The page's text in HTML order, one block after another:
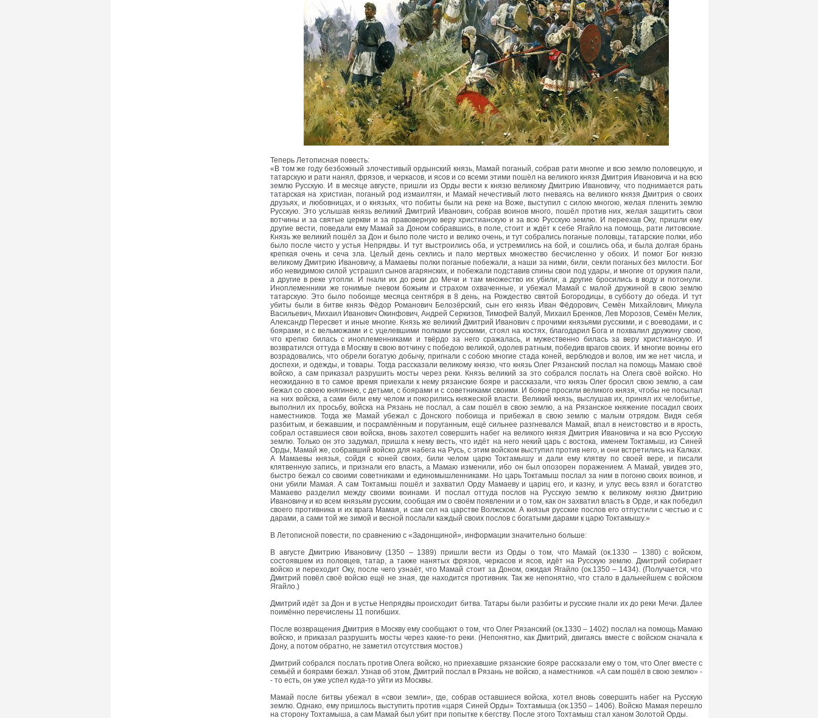
Теперь Летописная повесть:
«В том же году безбожный злочестивый ордынский князь, Мамай поганый, собрав рати многие и всю землю половецкую, и
татарскую и рати нанял, фрязов, и черкасов, и ясов и со всеми этими пошёл на великого князя Дмитрия Ивановича и на всю
землю Русскую. И в месяце августе, пришли из Орды вести к князю великому Дмитрию Ивановичу, что поднимается рать
татарская на христиан, поганый род измаилтян, и Мамай нечестивый люто гневаясь на великого князя Дмитрия о своих
друзьях, и любовницах, и о князьях, что побиты были на реке на Воже, выступил с силою многою, желая пленить землю
Русскую. Это услышав князь великий Дмитрий Иванович, собрав воинов много, пошёл против них, желая защитить свои
вотчины и за святые церкви и за правоверную веру христианскую и за всю Русскую землю. И переехав Оку, пришли ему
другие вести, поведали ему Мамай за Доном собравшись, в поле, стоит и ждёт к себе Ягайло на помощь, рати литовские.
Князь же великий пошёл за Дон и было поле чисто и велико очень, и тут собрались поганые половцы, татарские полки, ибо
было после чисто у устья Непрядвы. И тут выстроились оба, и устремились на бой, и сошлись оба, и была долгая брань
крепкая очень и сеча зла. Целый день секлись и пало мертвых множество бесчисленно у обоих. И помог Бог князю
великому Дмитрию Ивановичу, а Мамаевы полки поганые побежали, а наши за ними, били, секли поганых без милости. Бог
ибо невидимою силой устрашил сынов агарянских, и побежали подставив спины свои под удары, и многие от оружия пали,
а другие в реке утопли. И гнали их до реки до Мечи и там множество их убили, а другие бросились в воду и потонули.
Иноплеменники же гонимые гневом божьим и страхом охваченные, и убежал Мамай с малой дружиной в свою землю
татарскую. Это было побоище месяца сентября в 8 день, на Рождество святой Богородицы, в субботу до обеда. И тут
убиты были в битве князь Фёдор Романович Белозёрский, сын его князь Иван Фёдорович, Семён Михайлович, Микула
Васильевич, Михаил Иванович Окинфович, Андрей Серкизов, Тимофей Валуй, Михаил Бренков, Лев Морозов, Семён Мелик,
Александр Пересвет и иные многие. Князь же великий Дмитрий Иванович с прочими князьями русскими, и с воеводами, и с
боярами, и с вельможами и с уцелевшими полками русскими, стоял на костях, благодарил Бога и похвалил дружину свою,
что крепко билась с иноплеменниками и твёрдо за него сражалась, и мужественно билась за веру христианскую. И
возвратился оттуда в Москву в свою вотчину с победою великой, одолев ратным, победив врагов своих. И многие воины его
возрадовались, что обрели богатую добычу, пригнали с собою многие стада коней, верблюдов и волов, им же нет числа, и
доспехи, и одежды, и товары. Тогда рассказали великому князю, что князь Олег Рязанский послал на помощь Мамаю своё
войско, а сам приказал разрушить мосты через реки. Князь великий за это собрался послать на Олега своё войско. Но
неожиданно в то самое время приехали к нему рязанские бояре и рассказали, что князь Олег бросил свою землю, а сам
бежал со своею княгинею, с детьми, с боярами и с советниками своими. И бояре просили великого князя, чтобы не посылал
на них войска, а сами били ему челом и покорились княжеской власти. Великий князь, выслушав их, принял их челобитье,
выполнил их просьбу, войска на Рязань не послал, а сам пошёл в свою землю, а на Рязанское княжение посадил своих
наместников. Тогда же Мамай убежал с Донского побоища и прибежал в свою землю с малым отрядом. Видя себя
разбитым, и бежавшим, и посрамлённым и поруганным, ещё сильнее разгневался Мамай, впал в неистовство и в ярость,
собрал оставшиеся свои войска, вновь захотел совершить набег на великого князя Дмитрия Ивановича и на всю Русскую
землю. Только он это задумал, пришла к нему весть, что идёт на него некий царь с востока, именем Токтамыш, из Синей
Орды, Мамай же, собравший войско для набега на Русь, с этим войском выступил против него, и они встретились на Калках.
А Мамаевы князья, сойдя с коней своих, били челом царю Токтамышу и дали ему клятву по своей вере, и писали
клятвенную запись, и признали его власть, а Мамаю изменили, ибо он был опозорен поражением. А Мамай, увидев это,
быстро бежал со своими советниками и единомышленниками. Но царь Токтамыш послал за ним в погоню своих воинов, и
они убили Мамая. А сам Токтамыш пошёл и захватил Орду Мамаеву и цариц его, и казну, и улус весь взял и богатство
Мамаево разделил между своими воинами. И послал оттуда послов на Русскую землю к великому князю Дмитрию
Ивановичу и ко всем князьям русским, сообщая им о своём появлении и о том, как он захватил власть в Орде, и как победил
своего противника и их врага Мамая, и сам сел на царстве Волжском. А князья русские послов его отпустили с честью и с
дарами, а сами той же зимой и весной послали каждый своих послов с богатыми дарами к царю Токтамышу.»
В Летописной повести, по сравнению с «Задонщиной», информации значительно больше:
В августе Дмитрию Ивановичу (1350 – 1389) пришли вести из Орды о том, что Мамай (ок.1330 – 1380) с войском,
состоявшем из половцев, татар, а также нанятых фрязов, черкасов и ясов, идёт на Русскую землю. Дмитрий собирает
войско и переходит Оку, после чего узнаёт, что Мамай стоит за Доном, ожидая Ягайло (ок.1350 – 1434). (Получается, что
Дмитрий повёл своё войско ещё не зная, где находится противник. Так же непонятно, что стало в дальнейшем с войском
Ягайло.)
Дмитрий идёт за Дон и в устье Непрядвы происходит битва. Татары были разбиты и русские гнали их до реки Мечи. Далее
поимённо перечислены 11 погибших.
После возвращения Дмитрия в Москву ему сообщают о том, что Олег Рязанский (ок.1330 – 1402) послал на помощь Мамаю
войско, и приказал разрушить мосты через какие-то реки. (Непонятно, как Дмитрий, двигаясь вместе с войском сначала к
Дону, а потом обратно, не заметил отсутствия мостов.)
Дмитрий собрался послать против Олега войско, но приехавшие рязанские бояре рассказали ему о том, что Олег вместе с
семьёй и боярами бежал. Узнав об этом, Дмитрий послал в Рязань не войско, а наместников. «А сам пошёл в свою землю» -
- то есть, он уже успел куда-то уйти из Москвы.
Мамай после битвы убежал в «свои земли», где, собрав оставшиеся войска, хотел вновь совершить набег на Русскую
землю. Однако, ему пришлось выступить против «царя Синей Орды» Тохтамыша (ок.1350 – 1406). Войско Мамая перешло
на сторону Тохтамыша, а сам Мамай был убит при попытке к бегству. После этого Тохтамыш стал ханом Золотой Орды.